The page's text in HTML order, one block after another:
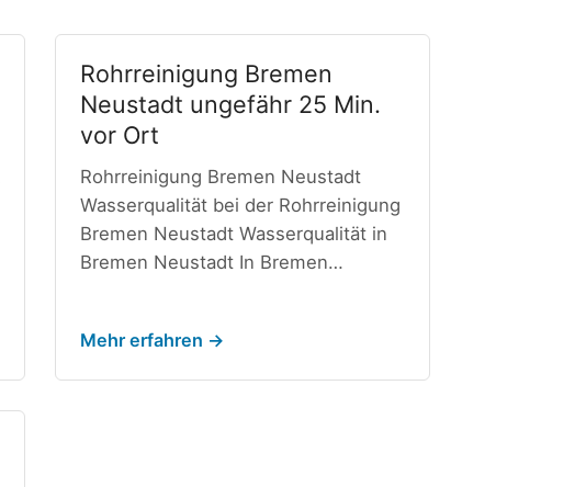
Rohrreinigung Bremen
Neustadt ungefähr 25 Min.
vor Ort
Rohrreinigung Bremen Neustadt
Wasserqualität bei der Rohrreinigung
Bremen Neustadt Wasserqualität in
Bremen Neustadt In Bremen…
Mehr erfahren →